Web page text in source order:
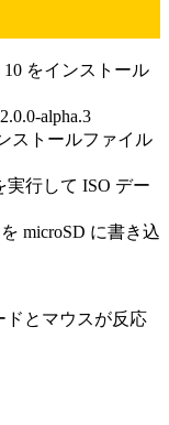
10 をインストール
alpha.3
ストールファイル
行して ISO デー
microSD に書き込
ドとマウスが反応